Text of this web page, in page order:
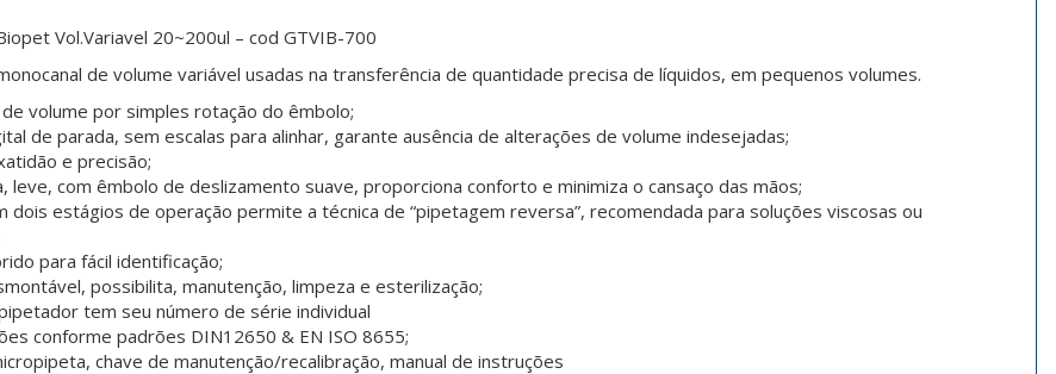
Vol.Variavel 20~200ul – cod GTVIB-700
de volume variável usadas na transferência de quantidade precisa de líquidos, em pequenos volumes.
de volume por simples rotação do êmbolo;
de parada, sem escalas para alinhar, garante ausência de alterações de volume indesejadas;
e precisão;
leve, com êmbolo de deslizamento suave, proporciona conforto e minimiza o cansaço das mãos;
dois estágios de operação permite a técnica de “pipetagem reversa”, recomendada para soluções viscosas ou
para fácil identificação;
possibilita, manutenção, limpeza e esterilização;
tem seu número de série individual
conforme padrões DIN12650 & EN ISO 8655;
chave de manutenção/recalibração, manual de instruções